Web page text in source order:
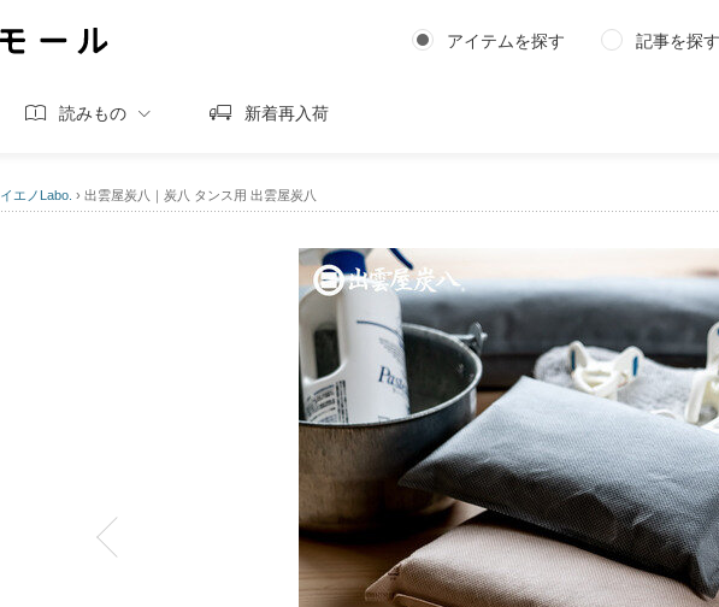
アイテムを探す 記事を探す
読みもの 新着再入荷
イエノLabo. › 出雲屋炭八｜炭八 タンス用 出雲屋炭八